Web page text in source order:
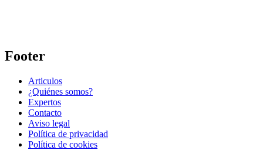
Footer
Articulos
¿Quiénes somos?
Expertos
Contacto
Aviso legal
Política de privacidad
Política de cookies